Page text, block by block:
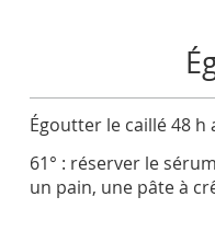
Égoutter le caillé 48 h
61° : réserver le
un pain, une pâte à